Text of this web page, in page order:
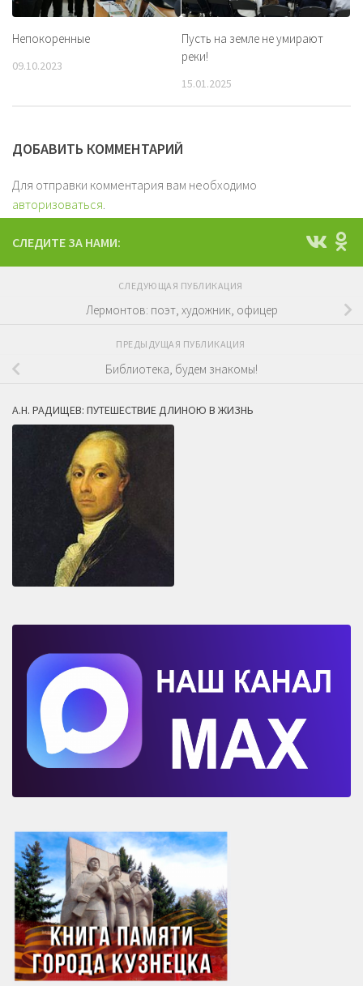
Непокоренные
09.10.2023
Пусть на земле не умирают
реки!
15.01.2025
ДОБАВИТЬ КОММЕНТАРИЙ
Для отправки комментария вам необходимо
авторизоваться
СЛЕДИТЕ ЗА НАМИ:
СЛЕДУЮЩАЯ ПУБЛИКАЦИЯ
Лермонтов: поэт, художник, офицер
ПРЕДЫДУЩАЯ ПУБЛИКАЦИЯ
Библиотека, будем знакомы!
А.Н. РАДИЩЕВ: ПУТЕШЕСТВИЕ ДЛИНОЮ В ЖИЗНЬ